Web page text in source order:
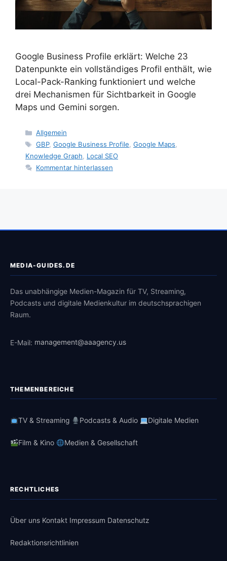
Google Business Profile erklärt: Welche 23
Datenpunkte ein vollständiges Profil enthält, wie
Local-Pack-Ranking funktioniert und welche
drei Mechanismen für Sichtbarkeit in Google
Maps und Gemini sorgen.
Kategorien
Allgemein
Schlagwörter
GBP, Google Business Profile, Google Maps,
Knowledge Graph, Local SEO
Kommentar hinterlassen
MEDIA-GUIDES.DE
Das unabhängige Medien-Magazin für TV, Streaming,
Podcasts und digitale Medienkultur im deutschsprachigen
Raum.
E-Mail: management@aaagency.us
THEMENBEREICHE
TV & Streaming Podcasts & Audio Digitale Medien
Film & Kino Medien & Gesellschaft
RECHTLICHES
Über uns Kontakt Impressum Datenschutz
Redaktionsrichtlinien